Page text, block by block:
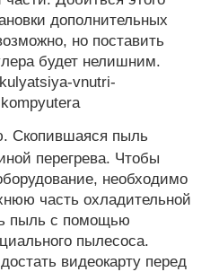
дополнительных
но поставить
будет нелишним.
Скопившаяся пыль
перегрева. Чтобы
необходимо
часть охладительной
пыль с помощью
пылесоса.
видеокарту перед